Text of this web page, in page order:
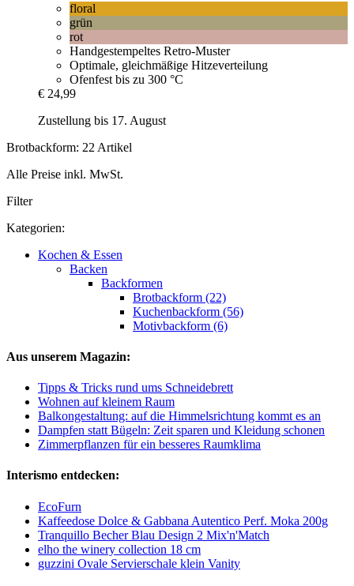
floral
grün
rot
Handgestempeltes Retro-Muster
Optimale, gleichmäßige Hitzeverteilung
Ofenfest bis zu 300 °C
€ 24,99
Zustellung bis 17. August
Brotbackform: 22 Artikel
Alle Preise inkl. MwSt.
Filter
Kategorien:
Kochen & Essen
Backen
Backformen
Brotbackform (22)
Kuchenbackform (56)
Motivbackform (6)
Aus unserem Magazin:
Tipps & Tricks rund ums Schneidebrett
Wohnen auf kleinem Raum
Balkongestaltung: auf die Himmelsrichtung kommt es an
Dampfen statt Bügeln: Zeit sparen und Kleidung schonen
Zimmerpflanzen für ein besseres Raumklima
Interismo entdecken:
EcoFurn
Kaffeedose Dolce & Gabbana Autentico Perf. Moka 200g
Tranquillo Becher Blau Design 2 Mix'n'Match
elho the winery collection 18 cm
guzzini Ovale Servierschale klein Vanity